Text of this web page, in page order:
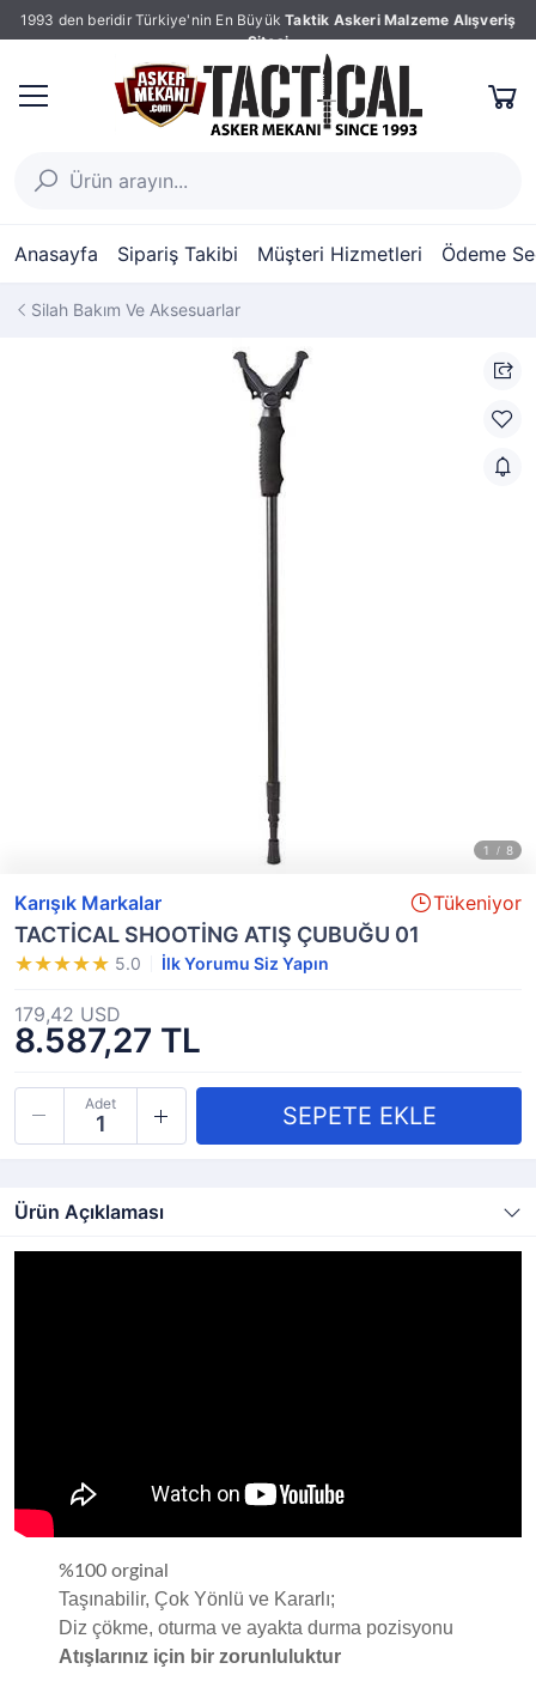
1993 den beridir Türkiye'nin En Büyük Taktik Askeri Malzeme Alışveriş
Sitesi
Anasayfa Sipariş Takibi Müşteri Hizmetleri Ödeme
Silah Bakım Ve Aksesuarlar
Karışık Markalar Tükeniyor
TACTİCAL SHOOTİNG ATIŞ ÇUBUĞU 01
5.0 İlk Yorumu Siz Yapın
8.587,27 TL
179,42 USD
Adet
Ürün Açıklaması
%100 orginal
Taşınabilir, Çok Yönlü ve Kararlı;
Diz çökme, oturma ve ayakta durma pozisyonu
Atışlarınız için bir zorunluluktur